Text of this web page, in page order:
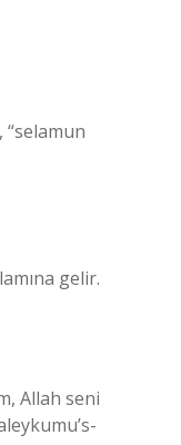
“selamun
gelir.
Allah seni